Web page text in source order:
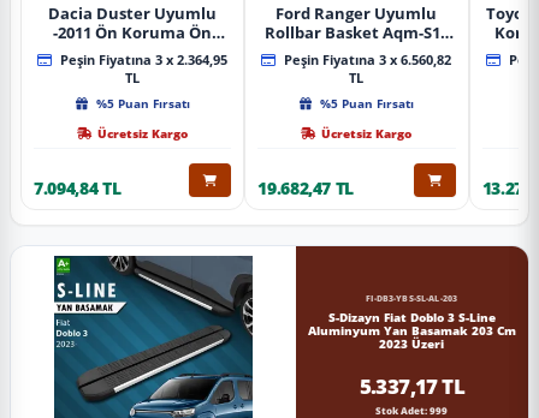
Dacia Duster Uyumlu
-2011 Ön Koruma Ön
Tekli Koruma
Peşin Fiyatına 3 x 2.364,95
TL
%5 Puan Fırsatı
Ücretsiz Kargo
7.094,84 TL
Ford Ranger Uyumlu
Rollbar Basket Aqm-S10
2015+ Uyumlu
Peşin Fiyatına 3 x 6.560,82
TL
%5 Puan Fırsatı
Ücretsiz Kargo
19.682,47 TL
FI-DB3-YBS-SL-AL-203
S-Dizayn Fiat Doblo 3 S-Line
Aluminyum Yan Basamak 203 Cm
2023 Üzeri
5.337,17 TL
Stok Adet: 999